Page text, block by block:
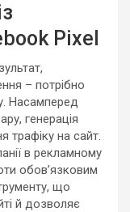
Pixel
– потрібно
Насамперед
генерація
трафіку на сайт.
в рекламному
обов’язковим
що
й дозволяє